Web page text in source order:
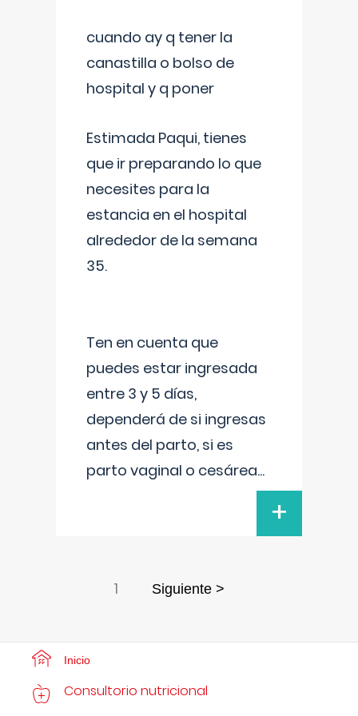
cuando ay q tener la
canastilla o bolso de
hospital y q poner
Estimada Paqui, tienes
que ir preparando lo que
necesites para la
estancia en el hospital
alrededor de la semana
35.
Ten en cuenta que
puedes estar ingresada
entre 3 y 5 días,
dependerá de si ingresas
antes del parto, si es
parto vaginal o cesárea...
+
1 Siguiente >
Inicio
Consultorio nutricional